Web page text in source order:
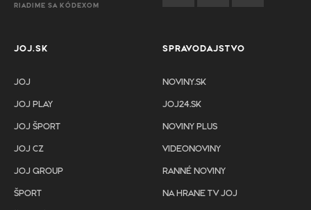
RIADIME SA KÓDEXOM
JOJ.SK
JOJ
JOJ PLAY
JOJ ŠPORT
JOJ CZ
JOJ GROUP
ŠPORT
SPRAVODAJSTVO
NOVINY.SK
JOJ24.SK
NOVINY PLUS
VIDEONOVINY
RANNÉ NOVINY
NA HRANE TV JOJ